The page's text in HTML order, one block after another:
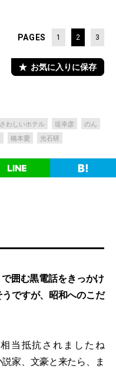
PAGES 1 2 3
お気に入りに保存
わしいホテル 堤幸彦
のん
橋本愛 光石研
囲む黒電話をきっかけ
ですが、昭和へのこだ
当抵抗されましたね
家、文豪と来たら、ま